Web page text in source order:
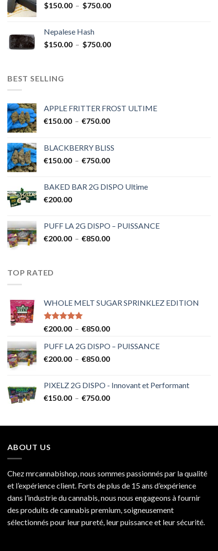
à
$150.00 – $750.00Plage
à
Nepalese Hash
$150.00 – $750.00Plage
BEST SELLING
APPLE FRITTER FROST ULTIME
€150.00 – €750.00Plage
€150.00
à
BLACKBERRY BLISS
€150.00 – €750.00Plage
€150.00
BAKED BAR 2G DISPO Ultime
€200.00
PUFF LA 2G DISPO – PUISSANCE
€200.00 – €850.00Plage
TOP RATED
WHOLE MELT SUGAR SPRINKLEZ EDITION
Note 5.00
€200.00 – €850.00Plage
prix :
€200.00
PUFF LA 2G DISPO – PUISSANCE
€200.00 – €850.00Plage
€200.00
à
PIXELZ 2G DISPO - Innovant et Performant
€150.00 – €750.00Plage
€150.00
ABOUT US
Chez mrcannabishop, nous sommes passionnés par la qualité
et l’expérience client. Forts de plus de 15 ans d’expérience
dans l’industrie ducannabis, nous nous engageons à fournir
des produits de cannabis premium, soigneusement
sélectionnés pour leur pureté, leur puissance et leur sécurité.